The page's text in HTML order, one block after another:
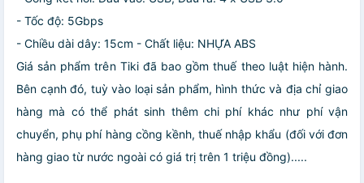
- Tốc độ: 5Gbps
- Chiều dài dây: 15cm - Chất liệu: NHỰA ABS
Giá sản phẩm trên Tiki đã bao gồm thuế theo luật hiện hành.
Bên cạnh đó, tuỳ vào loại sản phẩm, hình thức và địa chỉ giao
hàng mà có thể phát sinh thêm chi phí khác như phí vận
chuyển, phụ phí hàng cồng kềnh, thuế nhập khẩu (đối với đơn
hàng giao từ nước ngoài có giá trị trên 1 triệu đồng).....